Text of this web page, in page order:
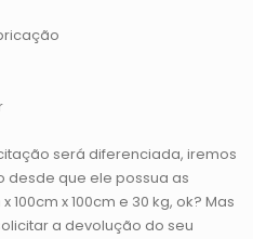
será diferenciada, iremos
desde que ele possua as
x 100cm e 30 kg, ok? Mas
a devolução do seu